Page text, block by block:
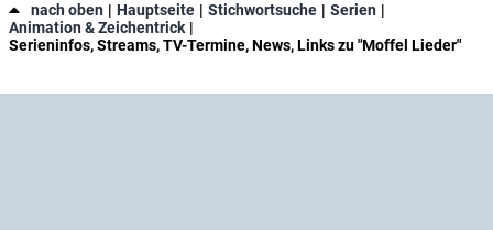
nach oben Hauptseite Stichwortsuche
Serien
Animation & Zeichentrick
Serieninfos, Streams, TV-Termine, News, Links zu "Moffel Lieder"